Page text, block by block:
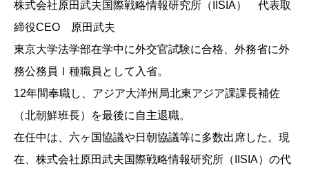
株式会社原田武夫国際戦略情報研究所（IISIA） 代表取
締役CEO 原田武夫
東京大学法学部在学中に外交官試験に合格、外務省に外
務公務員Ⅰ種職員として入省。
12年間奉職し、アジア大洋州局北東アジア課課長補佐
（北朝鮮班長）を最後に自主退職。
在任中は、六ヶ国協議や日朝協議等に多数出席した。現
在、株式会社原田武夫国際戦略情報研究所（IISIA）の代